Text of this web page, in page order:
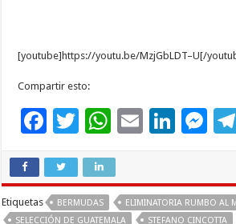
[youtube]https://youtu.be/MzjGbLDT–U[/
Compartir esto:
F
e
b
T
tt
er
W
at
sA
E
l
Li
e
M
n
Etiquetas BERMUDAS
ELIMINATORIA RUMBO AL
SELECCIÓN DE GUATEMALA
STEFANO CINCOTTA